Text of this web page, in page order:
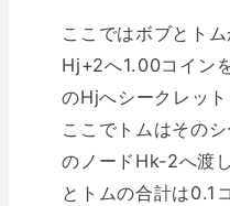
ここではボブとト
Hj+2へ1.00コイン
のHjへシークレッ
ここでトムはその
のノードHk-2へ渡
とトムの合計は0.1